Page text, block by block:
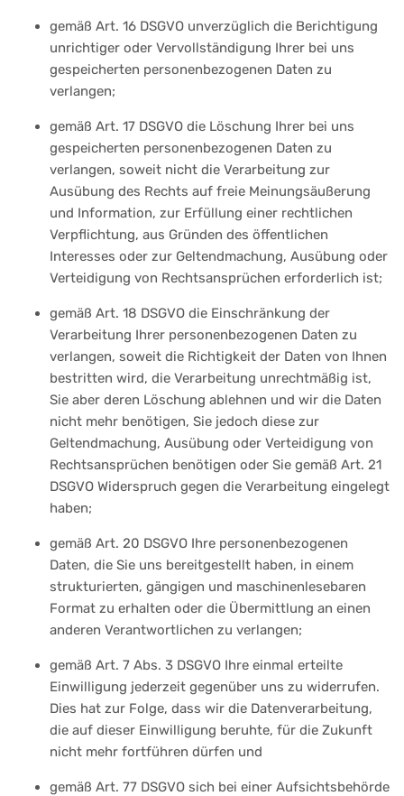
gemäß Art. 16 DSGVO unverzüglich die Berichtigung
unrichtiger oder Vervollständigung Ihrer bei uns
gespeicherten personenbezogenen Daten zu
verlangen;
gemäß Art. 17 DSGVO die Löschung Ihrer bei uns
gespeicherten personenbezogenen Daten zu
verlangen, soweit nicht die Verarbeitung zur
Ausübung des Rechts auf freie Meinungsäußerung
und Information, zur Erfüllung einer rechtlichen
Verpflichtung, aus Gründen des öffentlichen
Interesses oder zur Geltendmachung, Ausübung oder
Verteidigung von Rechtsansprüchen erforderlich ist;
gemäß Art. 18 DSGVO die Einschränkung der
Verarbeitung Ihrer personenbezogenen Daten zu
verlangen, soweit die Richtigkeit der Daten von Ihnen
bestritten wird, die Verarbeitung unrechtmäßig ist,
Sie aber deren Löschung ablehnen und wir die Daten
nicht mehr benötigen, Sie jedoch diese zur
Geltendmachung, Ausübung oder Verteidigung von
Rechtsansprüchen benötigen oder Sie gemäß Art. 21
DSGVO Widerspruch gegen die Verarbeitung eingelegt
haben;
gemäß Art. 20 DSGVO Ihre personenbezogenen
Daten, die Sie uns bereitgestellt haben, in einem
strukturierten, gängigen und maschinenlesebaren
Format zu erhalten oder die Übermittlung an einen
anderen Verantwortlichen zu verlangen;
gemäß Art. 7 Abs. 3 DSGVO Ihre einmal erteilte
Einwilligung jederzeit gegenüber uns zu widerrufen.
Dies hat zur Folge, dass wir die Datenverarbeitung,
die auf dieser Einwilligung beruhte, für die Zukunft
nicht mehr fortführen dürfen und
gemäß Art. 77 DSGVO sich bei einer Aufsichtsbehörde